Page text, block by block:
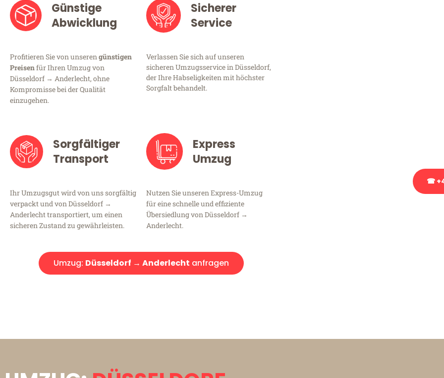
Günstige
Abwicklung
Profitieren Sie von unserengünstigen
Preisenfür Ihren Umzug von
Düsseldorf → Anderlecht, ohne
Kompromisse bei der Qualität
einzugehen.
Sicherer
Service
Verlassen Sie sich auf unseren
sicheren Umzugsservice in Düsseldorf,
der Ihre Habseligkeiten mit höchster
Sorgfalt behandelt.
Sorgfältiger
Transport
Ihr Umzugsgut wird von uns sorgfältig
verpackt und von Düsseldorf →
Anderlecht transportiert, um einen
sicheren Zustand zu gewährleisten.
Express
Umzug
Nutzen Sie unseren Express-Umzug
für eine schnelle und effiziente
Übersiedlung von Düsseldorf →
Anderlecht.
Umzug: Düsseldorf → Anderlecht anfragen
☎